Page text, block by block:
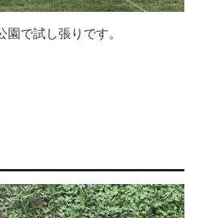
園で試し張りです。